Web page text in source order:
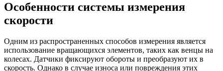
Особенности системы измерения
скорости
Одним из распространенных способов измерения является
использование вращающихся элементов, таких как венцы на
колесах. Датчики фиксируют обороты и преобразуют их в
скорость. Однако в случае износа или повреждения этих